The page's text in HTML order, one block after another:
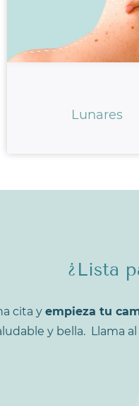
Lunares
¿Lista
cita y empieza tu
y bella. Llama al